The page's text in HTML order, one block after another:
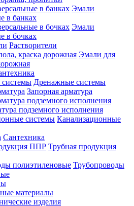
Эмали
в банках
Эмали
в бочках
Растворители
Эмали для
Дренажные системы
Запорная арматура
подземного исполнения
Канализационные
Сантехника
Трубная продукция
Трубопроводы
материалы